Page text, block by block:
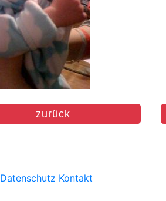
zurück
Datenschutz Kontakt